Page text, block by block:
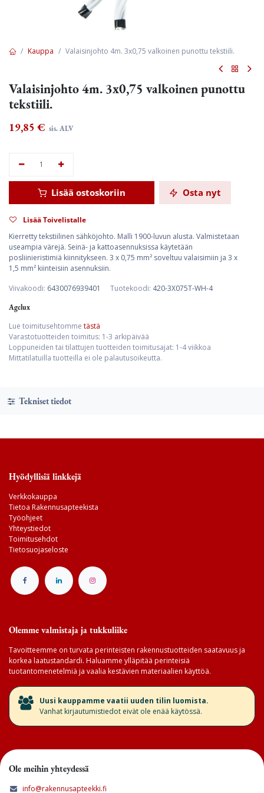
Kauppa Valaisinjohto 4m. 3x0,75 valkoinen punottu tekstiili.
Valaisinjohto 4m. 3x0,75 valkoinen punottu
tekstiili.
19,85 € sis. ALV
Lisää ostoskoriin Osta nyt
Lisää Toivelistalle
Kierretty tekstiilinen sähköjohto. Malli 1900-luvun alusta. Valmistetaan
useampia värejä. Seinä- ja kattoasennuksissa käytetään
posliinieristimiä kiinnitykseen. 3 x 0,75 mm² soveltuu valaisimiin ja 3 x
1,5 mm² kiinteisiin asennuksiin.
Viivakoodi: 6430076939401 Tuotekoodi: 420-3X075T-WH-4
Agelux
Lue toimitusehtomme tästä
Varastotuotteiden toimitus: 1-3 arkipäivää
Loppuneiden tai tilattujen tuotteiden toimitusajat: 1-4 viikkoa
Mittatilatuilla tuotteilla ei ole palautusoikeutta.
Tekniset tiedot
Hyödyllisiä linkkejä
Verkkokauppa
Tietoa Rakennusapteekista
Työohjeet
Yhteystiedot
Toimitusehdot
Tietosuojaseloste
Olemme valmistaja ja tukkuliike
Tavoitteemme on turvata perinteisten rakennustuotteiden saatavuus ja
korkea laatustandardi. Haluamme ylläpitää perinteisiä
tuotantomenetelmiä ja vaalia kestävien materiaalien käyttöä.
​Uusi kauppamme vaatii uuden tilin luomista.
Vanhat kirjautumistiedot eivät ole enää käytössä.
Ole meihin yhteydessä
info@rakennusapteekki.fi